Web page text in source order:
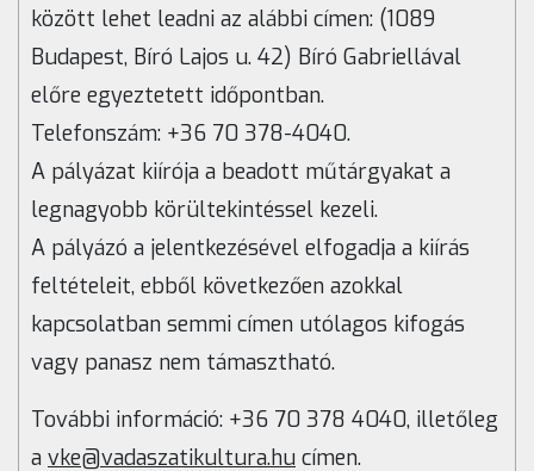
között lehet leadni az alábbi címen: (1089
Budapest, Bíró Lajos u. 42) Bíró Gabriellával
előre egyeztetett időpontban.
Telefonszám: +36 70 378-4040.
A pályázat kiírója a beadott műtárgyakat a
legnagyobb körültekintéssel kezeli.
A pályázó a jelentkezésével elfogadja a kiírás
feltételeit, ebből következően azokkal
kapcsolatban semmi címen utólagos kifogás
vagy panasz nem támasztható.
További információ: +36 70 378 4040, illetőleg
a vke@vadaszatikultura.hu címen.